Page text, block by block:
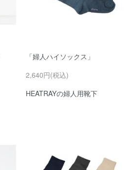
「婦人ハイソックス」
2,640円(税込)
HEATRAYの婦人用靴下